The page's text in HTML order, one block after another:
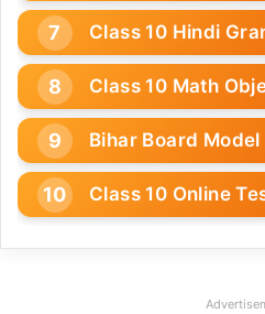
Class 10 Hindi
Class 10 Math
Bihar Board
Class 10 Online